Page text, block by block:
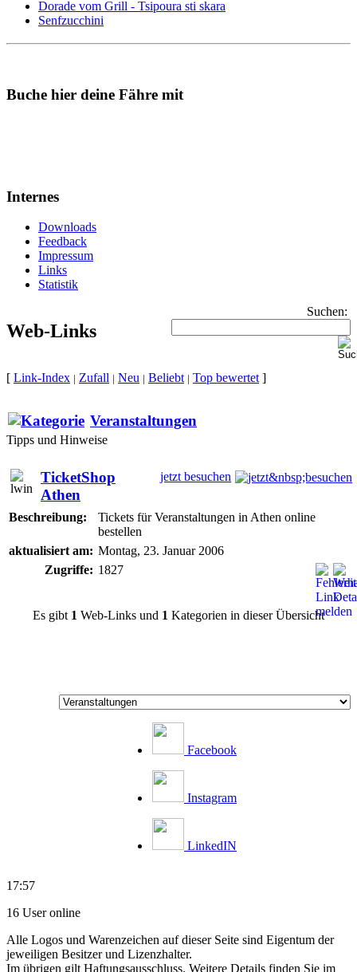
Dorade vom Grill - Tsipoura sti skara
Senfzucchini
Buche hier deine Fähre mit
Internes
Downloads
Feedback
Impressum
Links
Statistik
Web-Links
Suchen:
[ Link-Index | Zufall | Neu | Beliebt | Top bewertet]
Veranstaltungen
Tipps und Hinweise
TicketShop
Athen
jetzt besuchen
Beschreibung:
Tickets für Veranstaltungen in Athen online
bestellen
aktualisiert am: Montag, 23. Januar 2006
Zugriffe: 1827
Es gibt 1 Web-Links und 1 Kategorien in dieser Übersicht
Facebook
Instagram
LinkedIN
17:57
16 User online
Alle Logos und Warenzeichen auf dieser Seite sind Eigentum der
jeweiligen Besitzer und Lizenzhalter.
Im übrigen gilt Haftungsausschluss. Weitere Details finden Sie im